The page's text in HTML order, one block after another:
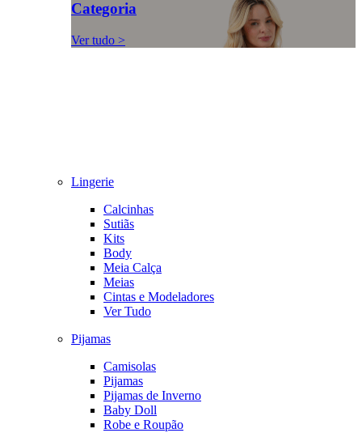
Categoria
Ver tudo >
Lingerie
Calcinhas
Sutiãs
Kits
Body
Meia Calça
Meias
Cintas e Modeladores
Ver Tudo
Pijamas
Camisolas
Pijamas
Pijamas de Inverno
Baby Doll
Robe e Roupão